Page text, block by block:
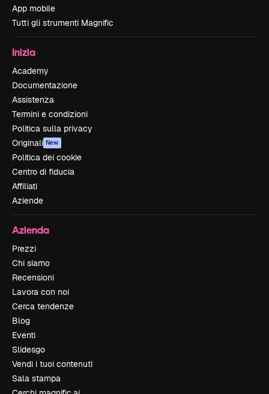
App mobile
Tutti gli strumenti Magnific
Inizia
Academy
Documentazione
Assistenza
Termini e condizioni
Politica sulla privacy
Originali New
Politica dei cookie
Centro di fiducia
Affiliati
Aziende
Azienda
Prezzi
Chi siamo
Recensioni
Lavora con noi
Cerca tendenze
Blog
Eventi
Slidesgo
Vendi i tuoi contenuti
Sala stampa